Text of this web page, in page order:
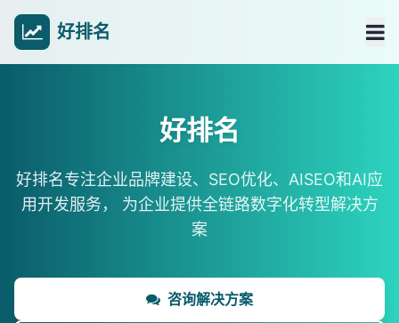
好排名
好排名
好排名专注企业品牌建设、SEO优化、AISEO和AI应
用开发服务，
为企业提供全链路数字化转型解决方
案
咨询解决方案